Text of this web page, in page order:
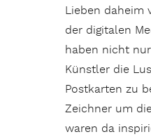
Lieben daheim
der digitalen
haben nicht
Künstler die
Postkarten zu
Zeichner um
waren da